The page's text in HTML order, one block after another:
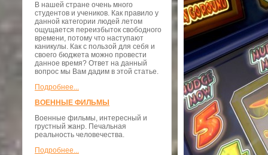
В нашей стране очень много
студентов и учеников. Как правило у
данной категории людей летом
ощущается переизбыток свободного
времени, потому что наступают
каникулы. Как с пользой для себя и
своего бюджета можно провести
данное время? Ответ на данный
вопрос мы Вам дадим в этой статье.
Подробнее...
ВОЕННЫЕ ФИЛЬМЫ
Военные фильмы, интересный и
грустный жанр. Печальная
реальность человечества.
Подробнее...